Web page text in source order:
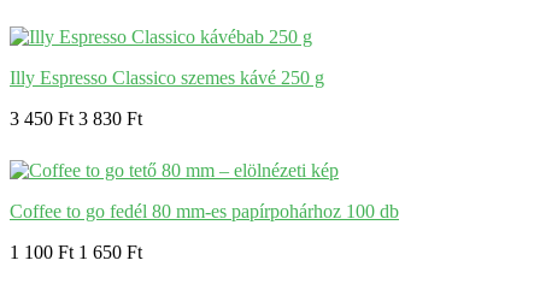
Illy Espresso Classico szemes kávé 250 g
3 450 Ft 3 830 Ft
Coffee to go fedél 80 mm-es papírpohárhoz 100 db
1 100 Ft 1 650 Ft